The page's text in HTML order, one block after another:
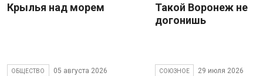
Крылья над морем
ОБЩЕСТВО 05 августа 2026
Такой Воронеж не
догонишь
СОЮЗНОЕ 29 июля 2026